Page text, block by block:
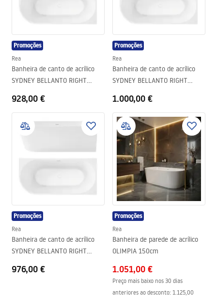
Promoções
Rea
Banheira de canto de acrílico
SYDNEY BELLANTO RIGHT
928,00 €
Promoções
Rea
Banheira de canto de acrílico
SYDNEY BELLANTO RIGHT
1.000,00 €
Promoções
Rea
Banheira de canto de acrílico
SYDNEY BELLANTO RIGHT
976,00 €
Promoções
Rea
Banheira de parede de acrílico
OLIMPIA 150cm
1.051,00 €
Preço mais baixo nos 30 dias
anteriores ao desconto: 1.125,00